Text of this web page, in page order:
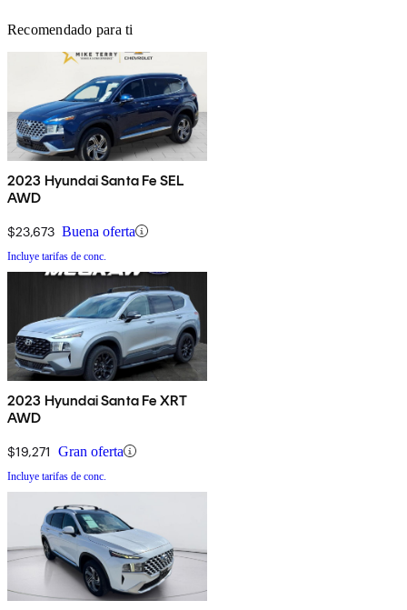
Recomendado para ti
2023 Hyundai Santa Fe SEL
AWD
$23,673 Buena oferta
Incluye tarifas de conc.
2023 Hyundai Santa Fe XRT
AWD
$19,271 Gran oferta
Incluye tarifas de conc.